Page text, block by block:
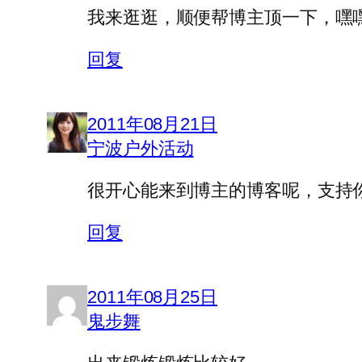
我来逛逛，顺便帮博主顶一下，嘿
回复
2011年08月21日
宁波户外活动
很开心能来到博主的博客呢，支持
回复
2011年08月25日
鬼步舞